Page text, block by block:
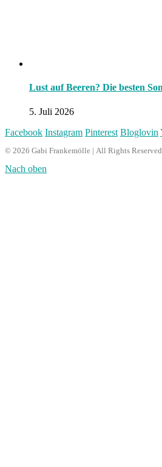
Lust auf Beeren? Die besten
5. Juli 2026
Facebook Instagram Pinterest Bloglovin
© 2026 Gabi Frankemölle | All Rights
Nach oben